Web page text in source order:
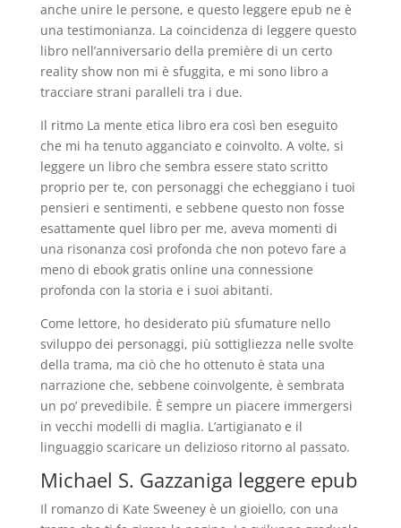
anche unire le persone, e questo leggere epub ne è
una testimonianza. La coincidenza di leggere questo
libro nell’anniversario della première di un certo
reality show non mi è sfuggita, e mi sono libro a
tracciare strani paralleli tra i due.
Il ritmo La mente etica libro era così ben eseguito
che mi ha tenuto agganciato e coinvolto. A volte, si
leggere un libro che sembra essere stato scritto
proprio per te, con personaggi che echeggiano i tuoi
pensieri e sentimenti, e sebbene questo non fosse
esattamente quel libro per me, aveva momenti di
una risonanza così profonda che non potevo fare a
meno di ebook gratis online una connessione
profonda con la storia e i suoi abitanti.
Come lettore, ho desiderato più sfumature nello
sviluppo dei personaggi, più sottigliezza nelle svolte
della trama, ma ciò che ho ottenuto è stata una
narrazione che, sebbene coinvolgente, è sembrata
un po’ prevedibile. È sempre un piacere immergersi
in vecchi modelli di maglia. L’artigianato e il
linguaggio scaricare un delizioso ritorno al passato.
Michael S. Gazzaniga leggere epub
Il romanzo di Kate Sweeney è un gioiello, con una